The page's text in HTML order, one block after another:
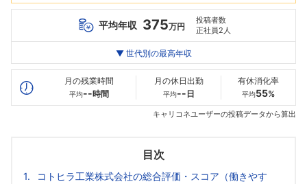
平均年収 375万円
投稿者数
正社員2人
最高年収
20代
390万
30代
--万
--万
▼ 世代別の最高年収
月の残業時間
平均--時間
月の休日出勤
平均-- 日
有休消化率
平均55%
キャリコネユーザーの投稿データから算出
目次
コトヒラ工業株式会社の総合評価・スコア（働きやす